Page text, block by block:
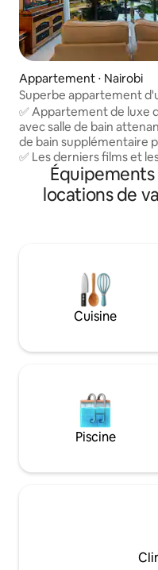
Appartement ⋅ Nairobi
Superbe appartement
avec salle de bain privée
supplémentaire,
✅ Appartement de luxe
avec salle de bain
de bain supplémentaire
✅ Les derniers films et
sportifs en direct sont
haut débit inclus ✅
7j/7 avec une réception
restaurants raffinés, de
principales attractions ✅
restaurants et de la vie
Accès facile depuis et
et salle de sport bien
locations de
Cuisine
Piscine